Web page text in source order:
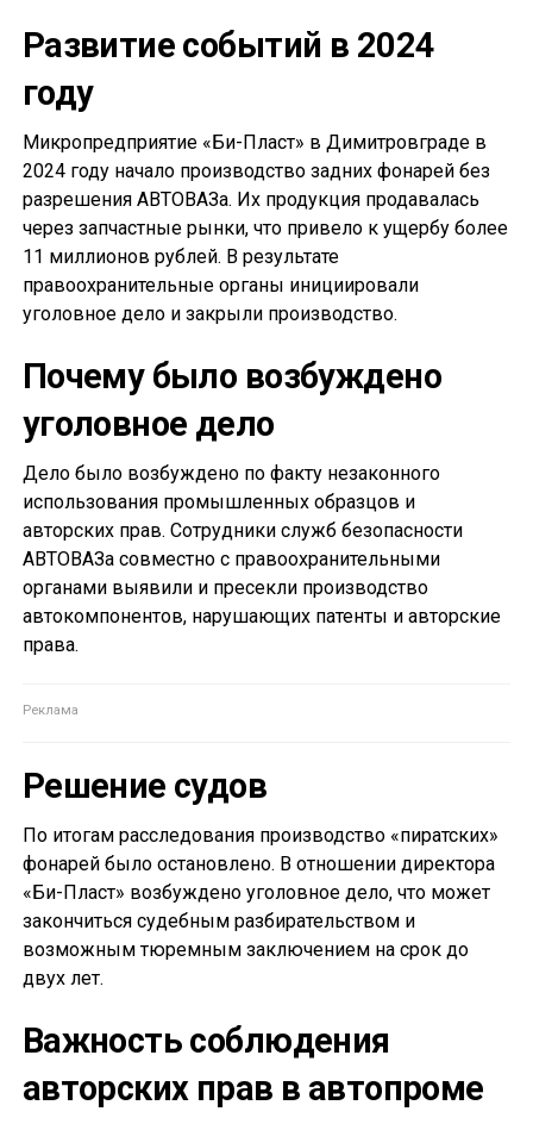
Развитие событий в 2024
году
Микропредприятие «Би-Пласт» в Димитровграде в
2024 году начало производство задних фонарей без
разрешения АВТОВАЗа. Их продукция продавалась
через запчастные рынки, что привело к ущербу более
11 миллионов рублей. В результате
правоохранительные органы инициировали
уголовное дело и закрыли производство.
Почему было возбуждено
уголовное дело
Дело было возбуждено по факту незаконного
использования промышленных образцов и
авторских прав. Сотрудники служб безопасности
АВТОВАЗа совместно с правоохранительными
органами выявили и пресекли производство
автокомпонентов, нарушающих патенты и авторские
права.
Решение судов
По итогам расследования производство «пиратских»
фонарей было остановлено. В отношении директора
«Би-Пласт» возбуждено уголовное дело, что может
закончиться судебным разбирательством и
возможным тюремным заключением на срок до
двух лет.
Важность соблюдения
авторских прав в автопроме